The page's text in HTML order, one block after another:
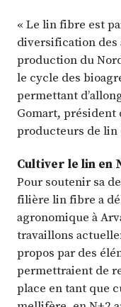
« Le lin fibre est
diversification des
production du
le cycle des
permettant
Gomart, président
producteurs de lin
Cultiver le lin en
Pour soutenir sa
filière lin fibre a
agronomique à
travaillons
propos par des
permettraient de
place en tant que